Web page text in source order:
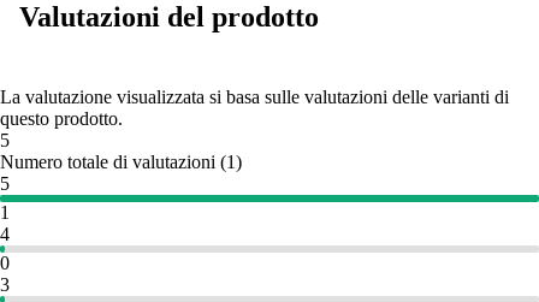
Valutazioni del prodotto
La valutazione visualizzata si basa sulle valutazioni delle varianti di
questo prodotto.
5
Numero totale di valutazioni (1)
5
1
4
0
3